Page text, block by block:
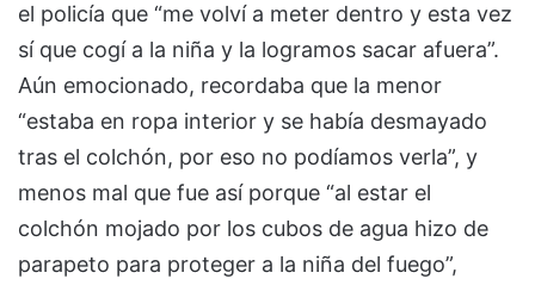
el policía que “me volví a meter dentro y esta vez
sí que cogí a la niña y la logramos sacar afuera”.
Aún emocionado, recordaba que la menor
“estaba en ropa interior y se había desmayado
tras el colchón, por eso no podíamos verla”, y
menos mal que fue así porque “al estar el
colchón mojado por los cubos de agua hizo de
parapeto para proteger a la niña del fuego”,